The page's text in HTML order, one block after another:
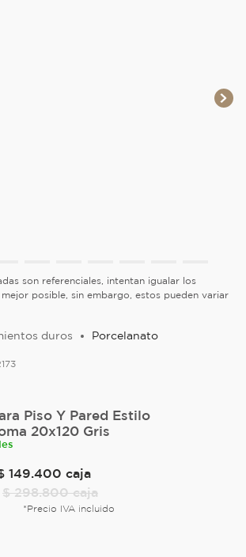
son referenciales, intentan igualar los
posible, sin embargo, estos pueden variar
duros Porcelanato
Piso Y Pared Estilo
20x120 Gris
149.400 caja
$ 298.800caja
*Precio IVA incluido